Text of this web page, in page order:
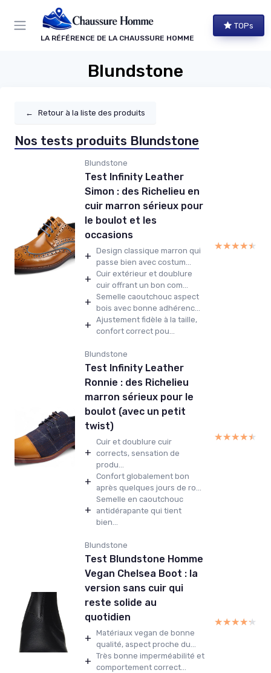
LA RÉFÉRENCE DE LA CHAUSSURE HOMME
TOPs
Blundstone
← Retour à la liste des produits
Nos tests produits Blundstone
Blundstone
Test Infinity Leather
Simon : des Richelieu en
cuir marron sérieux pour
le boulot et les
occasions
+ Design classique marron qui
passe bien avec costum...
+ Cuir extérieur et doublure
cuir offrant un bon com...
+ Semelle caoutchouc aspect
bois avec bonne adhérenc...
+ Ajustement fidèle à la taille,
confort correct pou...
★★★★★
★★★★★
Blundstone
Test Infinity Leather
Ronnie : des Richelieu
marron sérieux pour le
boulot (avec un petit
twist)
+
Cuir et doublure cuir
corrects, sensation de
produ...
+ Confort globalement bon
après quelques jours de ro...
+
Semelle en caoutchouc
antidérapante qui tient
bien...
★★★★★
★★★★★
Blundstone
Test Blundstone Homme
Vegan Chelsea Boot : la
version sans cuir qui
reste solide au
quotidien
+ Matériaux vegan de bonne
qualité, aspect proche du...
+ Très bonne imperméabilité et
comportement correct...
★★★★★
★★★★★
Panneau de gestion des cookies